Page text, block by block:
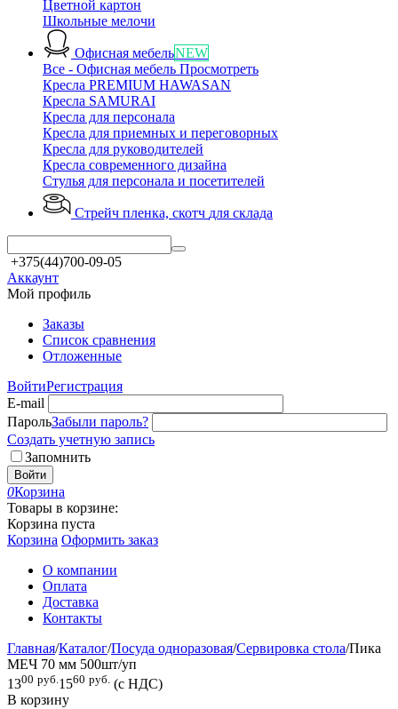
Цветной картон
Школьные мелочи
Офисная мебельNEW
Все - Офисная мебель Просмотреть
Кресла PREMIUM HAWASAN
Кресла SAMURAI
Кресла для персонала
Кресла для приемных и переговорных
Кресла для руководителей
Кресла современного дизайна
Стулья для персонала и посетителей
Стрейч пленка, скотч для склада
+375(44)700-09-05
Аккаунт
Мой профиль
Заказы
Список сравнения
Отложенные
ВойтиРегистрация
E-mail
ПарольЗабыли пароль?
Создать учетную запись
Запомнить
Войти
0Корзина
Товары в корзине:
Корзина пуста
Корзина Оформить заказ
О компании
Оплата
Доставка
Контакты
Главная/Каталог/Посуда одноразовая/Сервировка стола/Пика
МЕЧ 70 мм 500шт/уп
1300 руб.1560 руб. (с НДС)
В корзину